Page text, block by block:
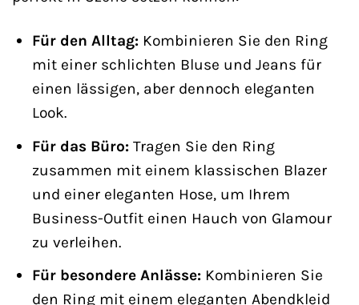
Für den Alltag:Kombinieren Sie den Ring
mit einer schlichten Bluse und Jeans für
einen lässigen, aber dennoch eleganten
Look.
Für das Büro:Tragen Sie den Ring
zusammen mit einem klassischen Blazer
und einer eleganten Hose, um Ihrem
Business-Outfit einen Hauch von Glamour
zu verleihen.
Für besondere Anlässe:Kombinieren Sie
den Ring mit einem eleganten Abendkleid